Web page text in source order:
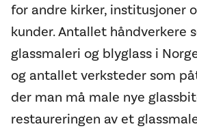
for andre kirker, institusjoner
kunder. Antallet håndverkere
glassmaleri og blyglass i
og antallet verksteder som
der man må male nye
restaureringen av et